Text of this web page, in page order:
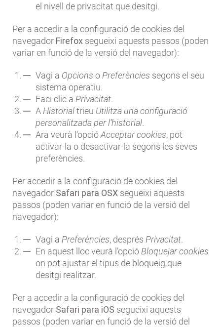
el nivell de privacitat que desitgi.
Per a accedir a la configuració de cookies del
navegador Firefox segueixi aquests passos (poden
variar en funció de la versió del navegador):
Vagi a Opcions o Preferències segons el seu
sistema operatiu.
Faci clic a Privacitat.
A Historialtrieu Utilitza una configuració
personalitzada per l’historial.
Ara veurà l’opcióAcceptar cookies, pot
activar-la o desactivar-la segons les seves
preferències.
Per accedir a la configuració de cookies del
navegador Safari para OSX segueixi aquests
passos (poden variar en funció de la versió del
navegador):
Vagi a Preferències, després Privacitat.
En aquest lloc veurà l’opció Bloquejar cookies
on pot ajustar el tipus de bloqueig que
desitgi realitzar.
Per a accedir a la configuració de cookies del
navegador Safari para iOS segueixi aquests
passos (poden variar en funció de la versió del